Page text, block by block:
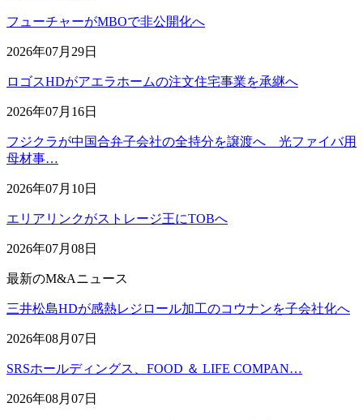
フューチャーがMBOで非公開化へ
2026年07月29日
ロゴスHDがアエラホームの注文住宅事業を承継へ
2026年07月16日
フジクラが中国合弁子会社の全持分を譲渡へ 光ファイバ用
母材事…
2026年07月10日
エリアリンクがストレージ王にTOBへ
2026年07月08日
最新のM&Aニュース
三井松島HDが感熱レジロール加工のコウナンを子会社化へ
2026年08月07日
SRSホールディングス、FOOD ＆ LIFE COMPAN…
2026年08月07日